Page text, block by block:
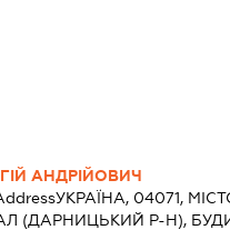
АНДРІЙОВИЧ
УКРАЇНА, 04071,
(ДАРНИЦЬКИЙ Р-Н),